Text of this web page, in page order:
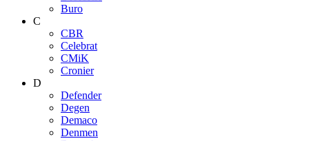
Buro
C
CBR
Celebrat
CMiK
Cronier
D
Defender
Degen
Demaco
Denmen